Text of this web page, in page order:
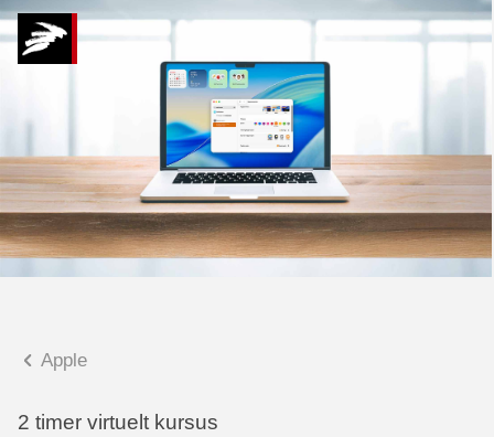
Apple
2 timer virtuelt kursus
Praktiske spørgsmål
Spørgsmål til tilmelding, forplejning,
afholdelsessted m.m.
Hvad kan vi hjælpe
dig med?